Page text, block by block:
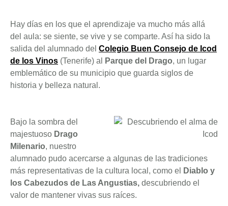
Hay días en los que el aprendizaje va mucho más allá
del aula: se siente, se vive y se comparte. Así ha sido la
salida del alumnado del Colegio Buen Consejo de Icod
de los Vinos (Tenerife) al Parque del Drago, un lugar
emblemático de su municipio que guarda siglos de
historia y belleza natural.
Bajo la sombra del
majestuoso Drago
Milenario, nuestro
alumnado pudo acercarse a algunas de las tradiciones
más representativas de la cultura local, como el
Diablo y
los Cabezudos de Las Angustias, descubriendo el
valor de mantener vivas sus raíces.